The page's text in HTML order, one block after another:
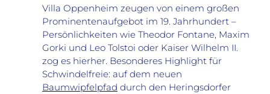
Villa Oppenheim zeugen von einem großen
Prominentenaufgebot im 19. Jahrhundert –
Persönlichkeiten wie Theodor Fontane, Maxim
Gorki und Leo Tolstoi oder Kaiser Wilhelm II.
zog es hierher. Besonderes Highlight für
Schwindelfreie: auf dem neuen
Baumwipfelpfad durch den Heringsdorfer